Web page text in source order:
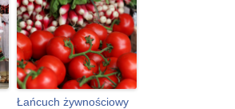
Łańcuch żywnościowy